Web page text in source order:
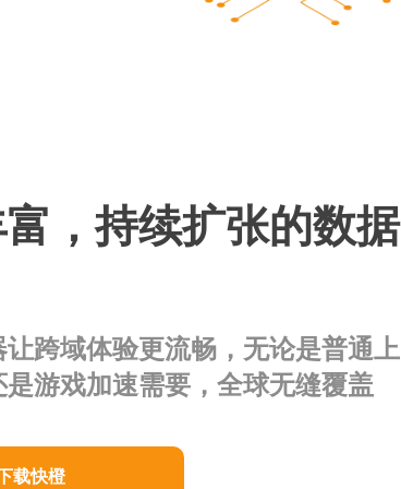
，持续扩张的数据
跨域体验更流畅，无论是普通上
是游戏加速需要，全球无缝覆盖
载快橙